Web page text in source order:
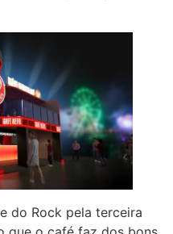
do Rock pela terceira